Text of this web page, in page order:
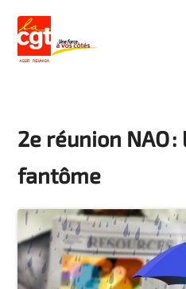
2e réunion NAO
fantôme